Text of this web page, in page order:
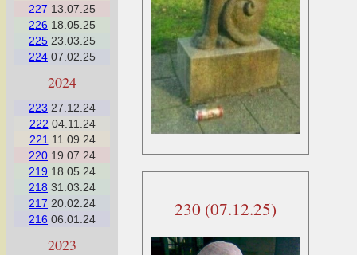
227 13.07.25
226 18.05.25
225 23.03.25
224 07.02.25
2024
223 27.12.24
222 04.11.24
221 11.09.24
220 19.07.24
219 18.05.24
218 31.03.24
217 20.02.24
216 06.01.24
2023
230 (07.12.25)